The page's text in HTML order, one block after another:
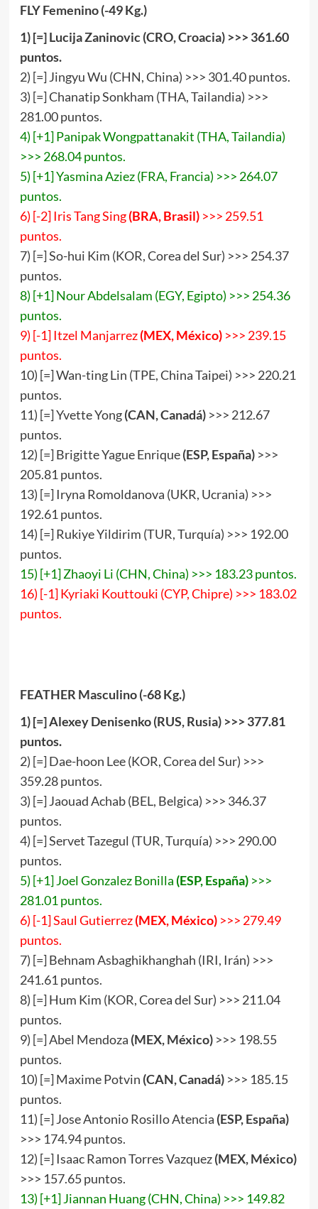
FLY Femenino (-49 Kg.)
1) [=] Lucija Zaninovic (CRO, Croacia) >>> 361.60
puntos.
2) [=] Jingyu Wu (CHN, China) >>> 301.40 puntos.
3) [=] Chanatip Sonkham (THA, Tailandia) >>>
281.00 puntos.
4) [+1] Panipak Wongpattanakit (THA, Tailandia)
>>> 268.04 puntos.
5) [+1] Yasmina Aziez (FRA, Francia) >>> 264.07
puntos.
6) [-2] Iris Tang Sing(BRA, Brasil)>>> 259.51
puntos.
7) [=] So-hui Kim (KOR, Corea del Sur) >>> 254.37
puntos.
8) [+1] Nour Abdelsalam (EGY, Egipto) >>> 254.36
puntos.
9) [-1] Itzel Manjarrez(MEX, México)>>> 239.15
puntos.
10) [=] Wan-ting Lin (TPE, China Taipei) >>> 220.21
puntos.
11) [=] Yvette Yong(CAN, Canadá)>>> 212.67
puntos.
12) [=] Brigitte Yague Enrique(ESP, España)>>>
205.81 puntos.
13) [=] Iryna Romoldanova (UKR, Ucrania) >>>
192.61 puntos.
14) [=] Rukiye Yildirim (TUR, Turquía) >>> 192.00
puntos.
15) [+1] Zhaoyi Li (CHN, China) >>> 183.23 puntos.
16) [-1] Kyriaki Kouttouki (CYP, Chipre) >>> 183.02
puntos.
FEATHER Masculino (-68 Kg.)
1)[=]Alexey Denisenko (RUS, Rusia) >>> 377.81
puntos.
2) [=] Dae-hoon Lee (KOR, Corea del Sur) >>>
359.28 puntos.
3) [=] Jaouad Achab (BEL, Belgica) >>> 346.37
puntos.
4) [=] Servet Tazegul (TUR, Turquía) >>> 290.00
puntos.
5) [+1] Joel Gonzalez Bonilla (ESP, España)>>>
281.01 puntos.
6) [-1] Saul Gutierrez(MEX, México)>>> 279.49
puntos.
7) [=] Behnam Asbaghikhanghah (IRI, Irán) >>>
241.61 puntos.
8) [=] Hum Kim (KOR, Corea del Sur) >>> 211.04
puntos.
9) [=] Abel Mendoza (MEX, México)>>> 198.55
puntos.
10) [=] Maxime Potvin (CAN, Canadá) >>> 185.15
puntos.
11) [=] Jose Antonio Rosillo Atencia (ESP, España)
>>> 174.94 puntos.
12) [=] Isaac Ramon Torres Vazquez(MEX, México)
>>> 157.65 puntos.
13) [+1] Jiannan Huang (CHN, China) >>> 149.82